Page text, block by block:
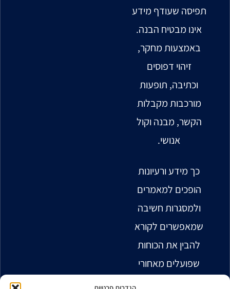
תפיסה שעודף מידע
אינו מבטיח הבנה.
באמצעות מחקר,
זיהוי דפוסים
וכתיבה, תופעות
מורכבות מקבלות
הקשר, מבנה וקול
אנושי.
כך מידע ורעיונות
הופכים למאמרים
ולמסגרות חשיבה
שמאפשרים לקורא
להבין את הכוחות
שפועלים מאחורי